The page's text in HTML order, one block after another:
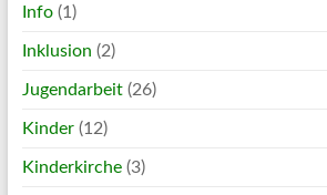
Info(1)
Inklusion (2)
Jugendarbeit(26)
Kinder(12)
Kinderkirche(3)